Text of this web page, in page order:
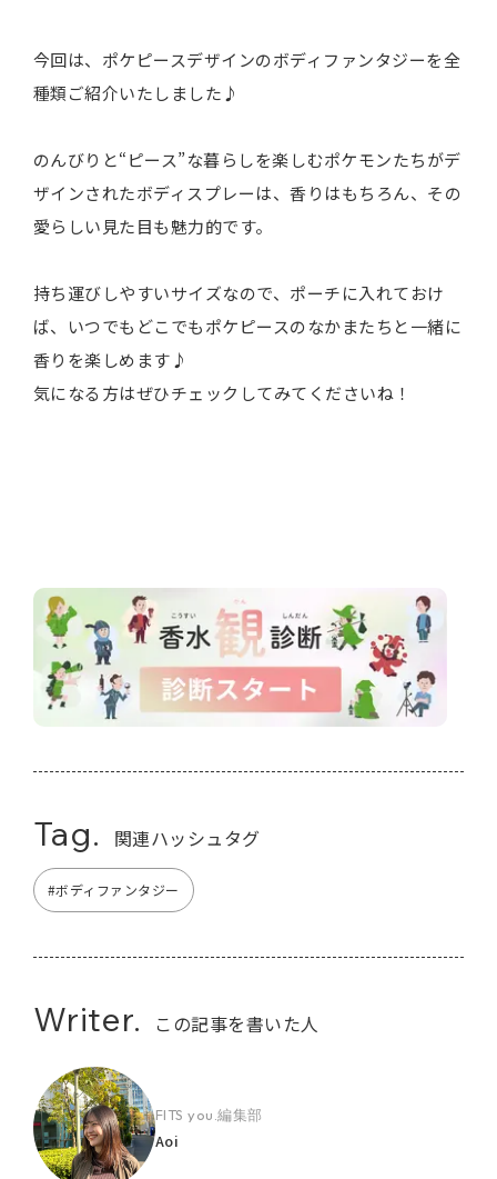
今回は、ポケピースデザインのボディファンタジーを全
種類ご紹介いたしました♪
のんびりと“ピース”な暮らしを楽しむポケモンたちがデ
ザインされたボディスプレーは、香りはもちろん、その
愛らしい見た目も魅力的です。
持ち運びしやすいサイズなので、ポーチに入れておけ
ば、いつでもどこでもポケピースのなかまたちと一緒に
香りを楽しめます♪
気になる方はぜひチェックしてみてくださいね！
Tag. 関連ハッシュタグ
#ボディファンタジー
Writer. この記事を書いた人
FITS you.編集部
Aoi